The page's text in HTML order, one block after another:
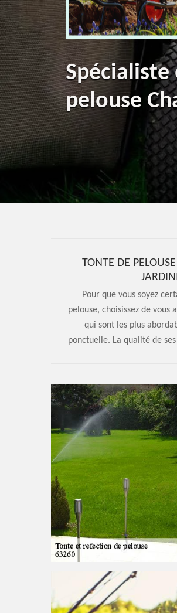
pelouse
TONTE DE
Pour que vous soyez
pelouse, choisissez de
qui sont les plus
ponctuelle. La qualité de